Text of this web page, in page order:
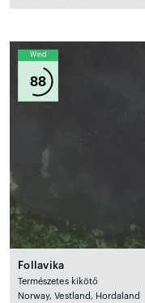
Wind
88
Follavika
Természetes kikötő
Norway, Vestland, Hordaland